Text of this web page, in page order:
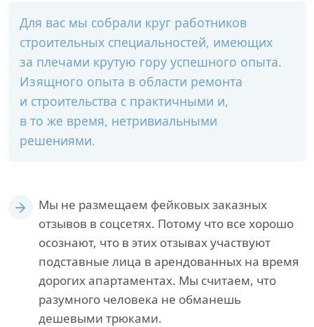
Для вас мы собрали круг работников
строительных специальностей, имеющих
за плечами крутую гору успешного опыта.
Изящного опыта в области ремонта
и строительства с практичными и,
в то же время, нетривиальными
решениями.
Мы не размещаем фейковых заказных
отзывов в соцсетях. Потому что все хорошо
осознают, что в этих отзывах участвуют
подставные лица в арендованных на время
дорогих апартаментах. Мы считаем, что
разумного человека не обманешь
дешевыми трюками.